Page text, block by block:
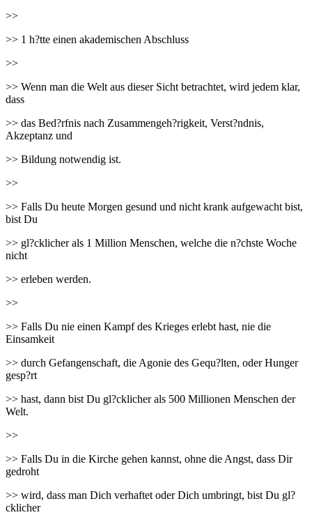
>>
>> 1 h?tte einen akademischen Abschluss
>>
>> Wenn man die Welt aus dieser Sicht betrachtet, wird jedem klar,
dass
>> das Bed?rfnis nach Zusammengeh?rigkeit, Verst?ndnis,
Akzeptanz und
>> Bildung notwendig ist.
>>
>> Falls Du heute Morgen gesund und nicht krank aufgewacht bist,
bist Du
>> gl?cklicher als 1 Million Menschen, welche die n?chste Woche
nicht
>> erleben werden.
>>
>> Falls Du nie einen Kampf des Krieges erlebt hast, nie die
Einsamkeit
>> durch Gefangenschaft, die Agonie des Gequ?lten, oder Hunger
gesp?rt
>> hast, dann bist Du gl?cklicher als 500 Millionen Menschen der
Welt.
>>
>> Falls Du in die Kirche gehen kannst, ohne die Angst, dass Dir
gedroht
>> wird, dass man Dich verhaftet oder Dich umbringt, bist Du gl?
cklicher